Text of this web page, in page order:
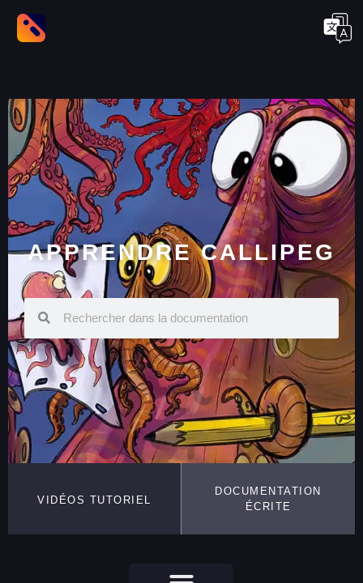
APPRENDRE CALLIPEG
VIDÉOS TUTORIEL
DOCUMENTATION
ÉCRITE